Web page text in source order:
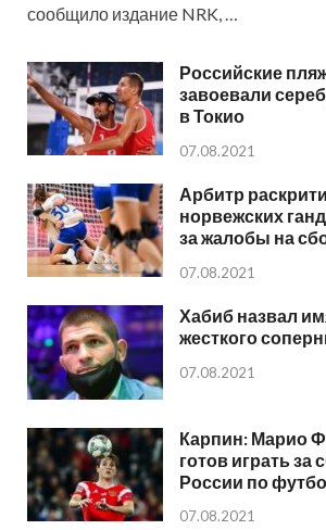
сообщило издание NRK, …
Российские
завоевали
в Токио
07.08.2021
Арбитр
норвежских
за жалобы на
07.08.2021
Хабиб назвал
жесткого
07.08.2021
Карпин: Марио
готов играть за
России по
07.08.2021